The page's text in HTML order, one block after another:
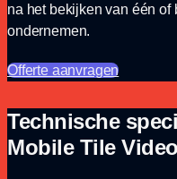
na het bekijken van één
ondernemen.
Offerte aanvragen
Technische
Mobile Tile Video